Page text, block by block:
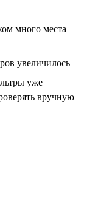
много места
увеличилось
уже
вручную